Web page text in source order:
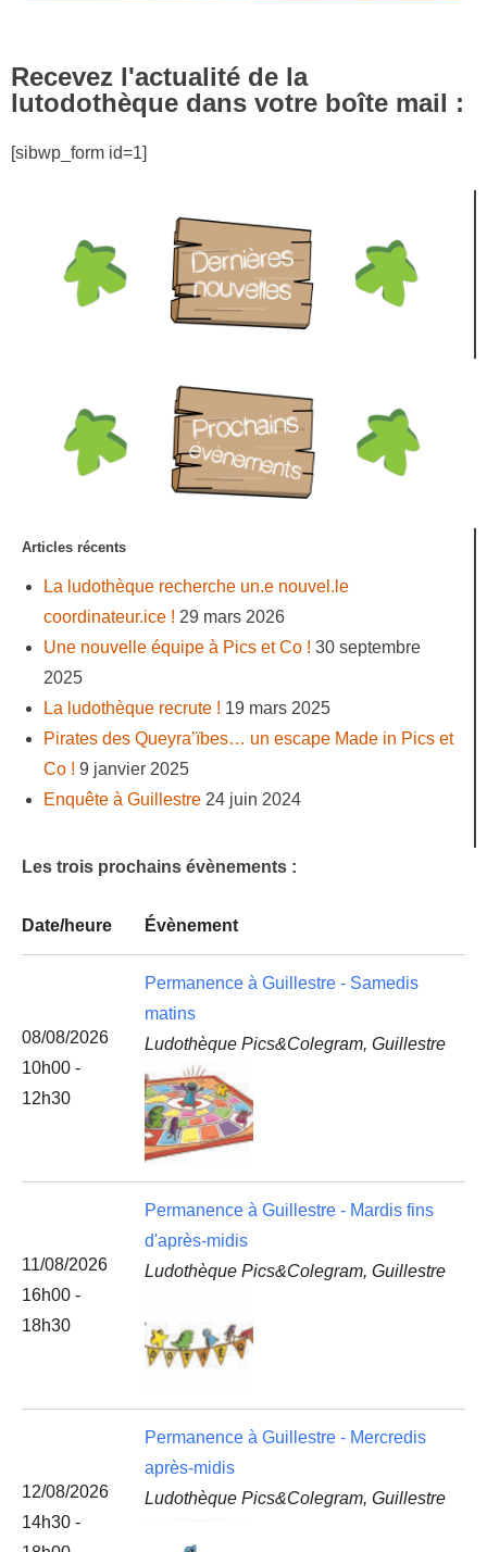
Recevez l'actualité de la
lutodothèque dans votre boîte mail :
[sibwp_form id=1]
Articles récents
La ludothèque recherche un.e nouvel.le
coordinateur.ice ! 29 mars 2026
Une nouvelle équipe à Pics et Co ! 30 septembre
2025
La ludothèque recrute ! 19 mars 2025
Pirates des Queyra’ïbes… un escape Made in Pics et
Co ! 9 janvier 2025
Enquête à Guillestre 24 juin 2024
Les trois prochains évènements :
Date/heure Évènement
08/08/2026
10h00 -
12h30
Permanence à Guillestre - Samedis
matins
Ludothèque Pics&Colegram, Guillestre
11/08/2026
16h00 -
18h30
Permanence à Guillestre - Mardis fins
d'après-midis
Ludothèque Pics&Colegram, Guillestre
12/08/2026
14h30 -
Permanence à Guillestre - Mercredis
après-midis
Ludothèque Pics&Colegram, Guillestre